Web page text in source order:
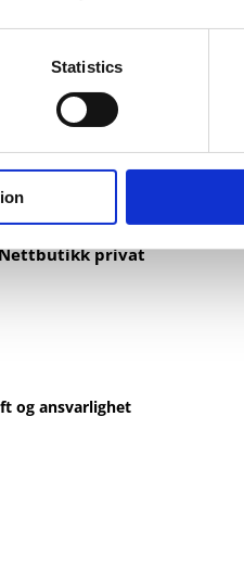
Statistics
Nettbutikk
privat
og ansvarlighet